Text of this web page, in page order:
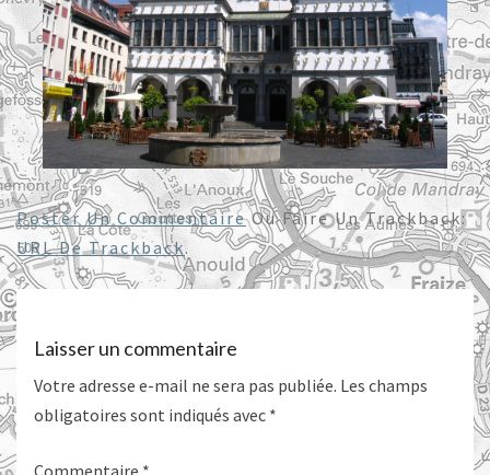
Poster Un CommentaireOu Faire Un Trackback:
URL De Trackback.
Laisser un commentaire
Votre adresse e-mail ne sera pas publiée. Les champs
obligatoires sont indiqués avec *
Commentaire *